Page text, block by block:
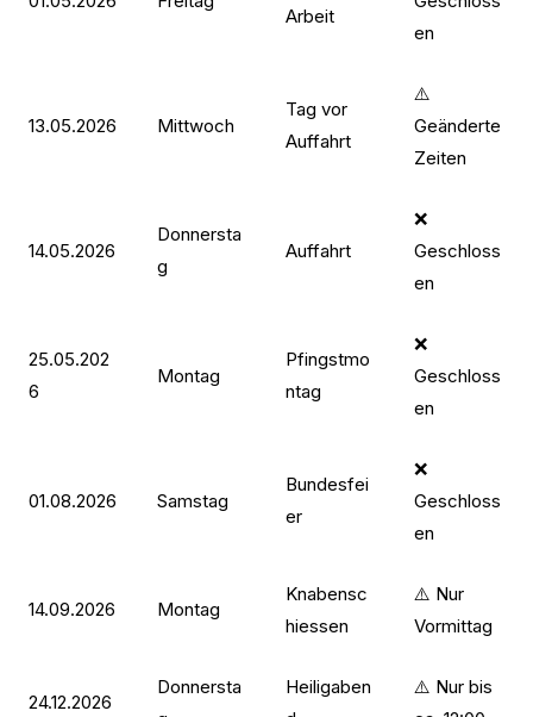
Arbeit
en
13.05.2026 Mittwoch
Tag vor
Auffahrt
⚠️
Geänderte
Zeiten
14.05.2026
Donnersta
g
Auffahrt
❌
Geschloss
en
25.05.202
6
Montag
Pfingstmo
ntag
❌
Geschloss
en
01.08.2026 Samstag
Bundesfei
er
❌
Geschloss
en
14.09.2026 Montag
Knabensc
hiessen
⚠️ Nur
Vormittag
24.12.2026
Donnersta
Heiligaben
⚠️ Nur bis